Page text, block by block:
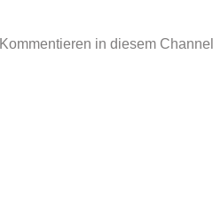
Kommentieren in diesem